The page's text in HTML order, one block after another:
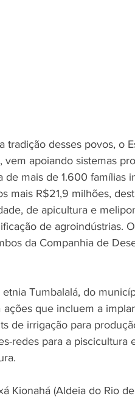
tradição desses povos, o
vem apoiando sistemas
mais de 1.600 famílias
mais R$21,9 milhões,
de apicultura e
de agroindústrias.
da Companhia de
Tumbalalá, do
que incluem a
de irrigação para
redes para a piscicultura
Kionahá (Aldeia do Rio